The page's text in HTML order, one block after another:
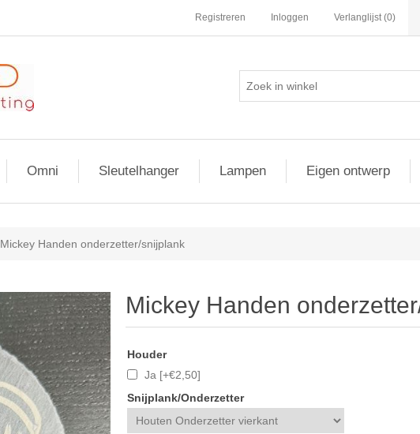
Registreren Inloggen Verlanglijst (0)
Omni Sleutelhanger Lampen Eigen ontwerp
Mickey Handen onderzetter/snijplank
Mickey Handen
Houder
Ja [+€2,50]
Snijplank/Onderzetter